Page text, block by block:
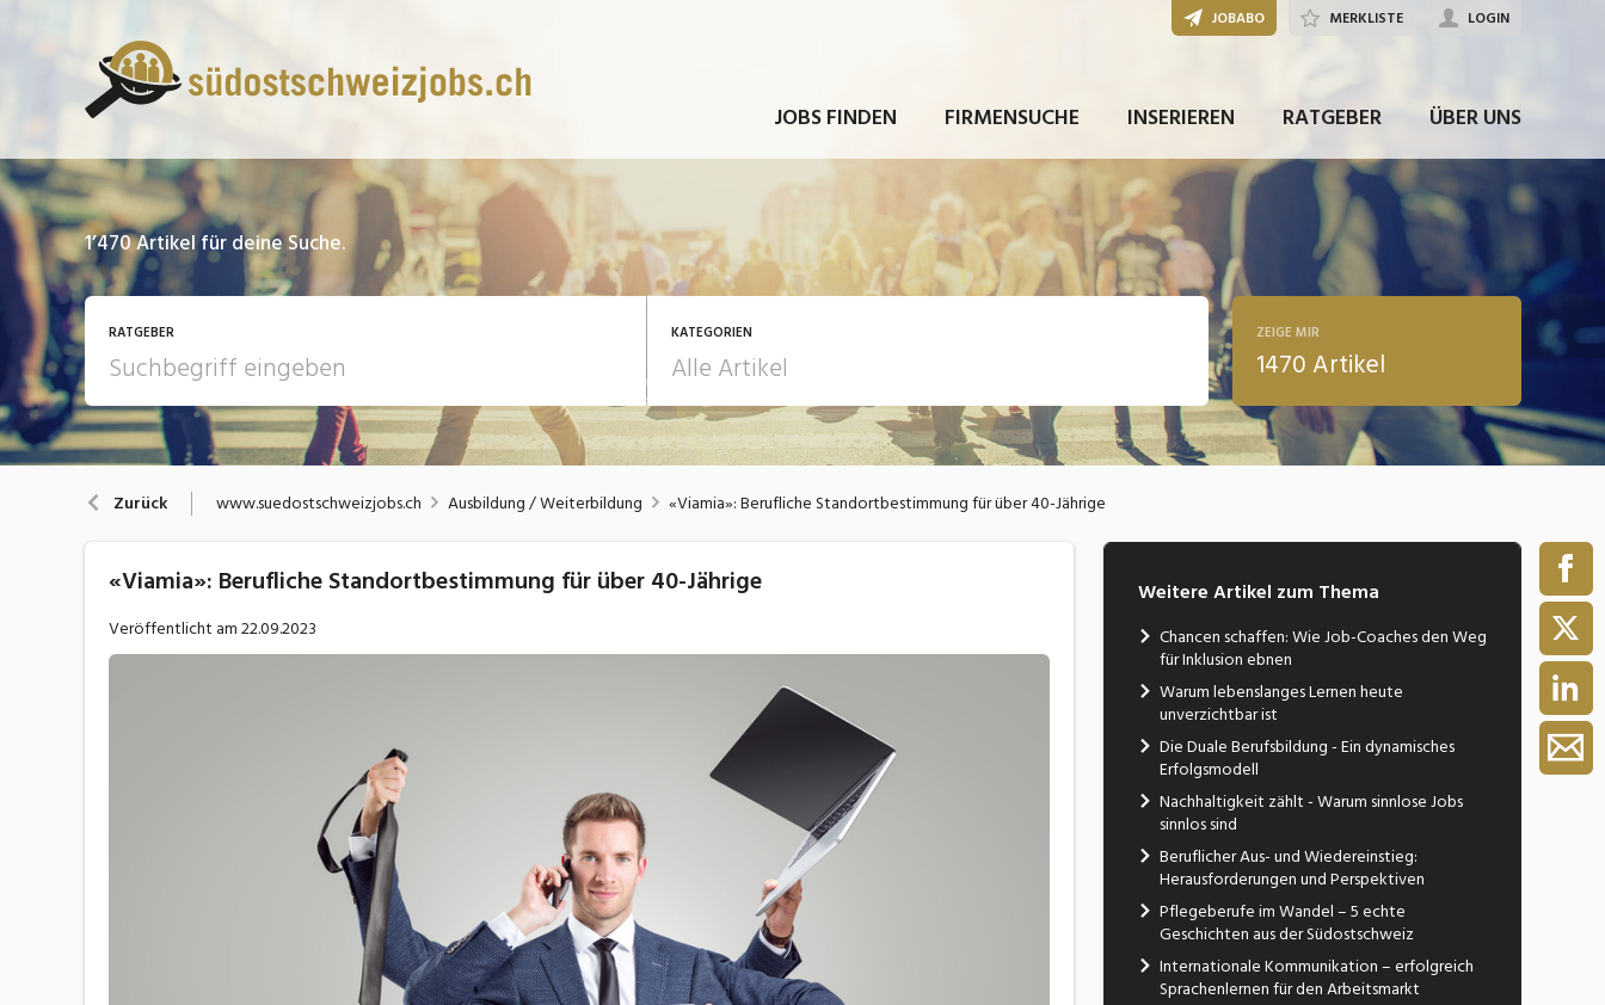
JOBS FINDEN FIRMENSUCHE INSERIEREN RATGEBER ÜBER UNS
JOBABO MERKLISTE LOGIN
1’470Artikel für deine Suche.
RATGEBER KATEGORIEN
13 Fragen - 13 Antworten Arbeit
Ausbildung / Weiterbildung
Bewerbung / Rekrutierung
ZEIGE MIR
1470 Artikel
Zurück www.suedostschweizjobs.ch Ausbildung / Weiterbildung «Viamia»: Berufliche Standortbestimmung für über 40-Jährige
«Viamia»: Berufliche Standortbestimmung für über 40-Jährige
Veröffentlicht am22.09.2023
Weitere Artikel zum Thema
Chancen schaffen: Wie Job-Coaches den Weg
für Inklusion ebnen
Warum lebenslanges Lernen heute
unverzichtbar ist
Die Duale Berufsbildung - Ein dynamisches
Erfolgsmodell
Nachhaltigkeit zählt - Warum sinnlose Jobs
sinnlos sind
Beruflicher Aus- und Wiedereinstieg:
Herausforderungen und Perspektiven
Pflegeberufe im Wandel – 5 echte
Geschichten aus der Südostschweiz
Internationale Kommunikation – erfolgreich
Sprachenlernen für den Arbeitsmarkt